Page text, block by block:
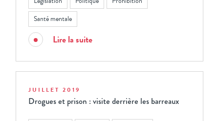
Santé mentale
Lire la suite
JUILLET 2019
Drogues et prison : visite derrière les barreaux